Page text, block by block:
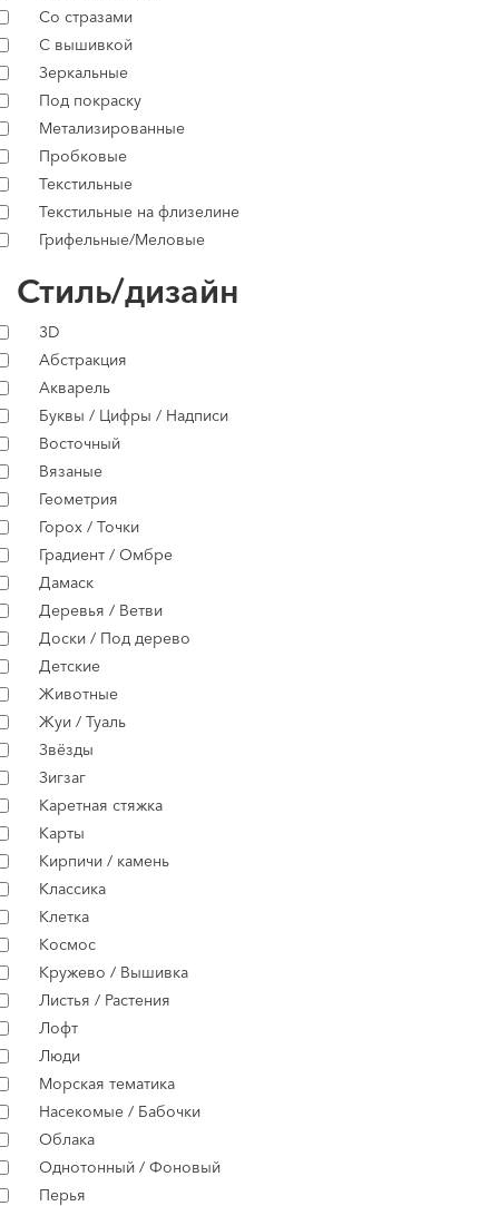
Со стразами
С вышивкой
Зеркальные
Под покраску
Метализированные
Пробковые
Текстильные
Текстильные на флизелине
Грифельные/Меловые
Стиль/дизайн
3D
Абстракция
Акварель
Буквы / Цифры / Надписи
Восточный
Вязаные
Геометрия
Горох / Точки
Градиент / Омбре
Дамаск
Деревья / Ветви
Доски / Под дерево
Детские
Животные
Жуи / Туаль
Звёзды
Зигзаг
Каретная стяжка
Карты
Кирпичи / камень
Классика
Клетка
Космос
Кружево / Вышивка
Листья / Растения
Лофт
Люди
Морская тематика
Насекомые / Бабочки
Облака
Однотонный / Фоновый
Перья